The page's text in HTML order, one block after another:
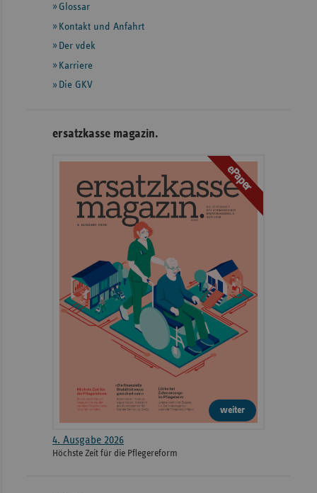
weiteren
Informationen
Glossar
Kontakt und Anfahrt
Der vdek
Karriere
Die GKV
ersatzkasse magazin.
ePaper
weiter
4. Ausgabe 2026
Höchste Zeit für die Pflegereform